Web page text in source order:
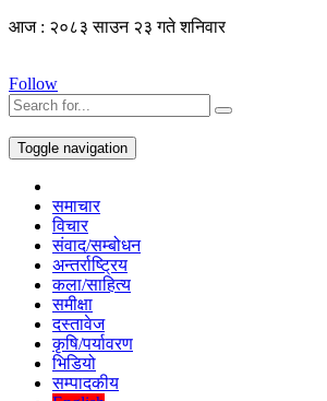
आज : २०८३ साउन २३ गते शनिवार
Follow
Toggle navigation
समाचार
विचार
संवाद/सम्बोधन
अन्तर्राष्ट्रिय
कला/साहित्य
समीक्षा
दस्तावेज
कृषि/पर्यावरण
भिडियो
सम्पादकीय